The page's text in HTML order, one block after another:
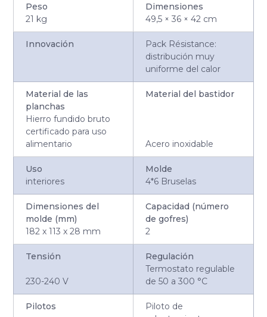
Peso
21 kg
Dimensiones
49,5 × 36 × 42 cm
Innovación
Pack Résistance:
distribución muy
uniforme del calor
Material de las
planchas
Hierro fundido bruto
certificado para uso
alimentario
Material del bastidor
Acero inoxidable
Uso
interiores
Molde
4*6 Bruselas
Dimensiones del
molde (mm)
182 x 113 x 28 mm
Capacidad (número
de gofres)
2
Tensión
230-240 V
Regulación
Termostato regulable
de 50 a 300 °C
Pilotos
Piloto de